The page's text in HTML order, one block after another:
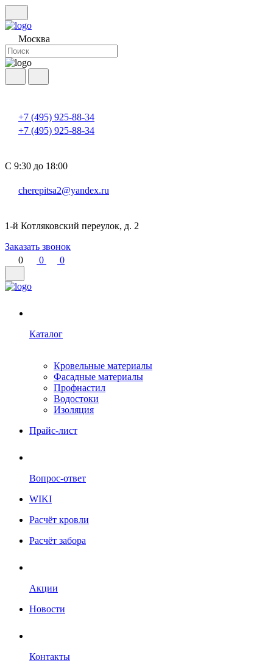
Москва
+7 (495) 925-88-34
+7 (495) 925-88-34
С 9:30 до 18:00
cherepitsa2@yandex.ru
1-й Котляковский переулок, д. 2
Заказать звонок
0
0 0
Каталог
Кровельные материалы
Фасадные материалы
Профнастил
Водостоки
Изоляция
Прайс-лист
Вопрос-ответ
WIKI
Расчёт кровли
Расчёт забора
Акции
Новости
Контакты